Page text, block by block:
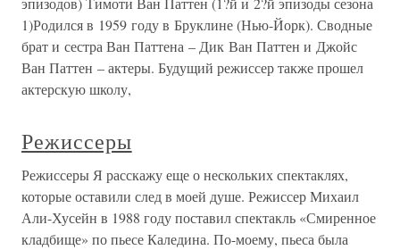
1)Родился в 1959 году в Бруклине (Нью-Йорк). Сводные
брат и сестра Ван Паттена – Дик Ван Паттен и Джойс
Ван Паттен – актеры. Будущий режиссер также прошел
актерскую школу,
Режиссеры
Режиссеры Я расскажу еще о нескольких спектаклях,
которые оставили след в моей душе. Режиссер Михаил
Али-Хусейн в 1988 году поставил спектакль «Смиренное
кладбище» по пьесе Каледина. По-моему, пьеса была